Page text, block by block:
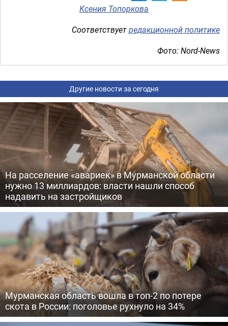
Ксения Топоркова
Соответствуетредакционной политике
Фото: Nord-News
Другие новости за сегодня
На расселение «авариек» в Мурманской области
нужно 13 миллиардов: власти нашли способ
надавить на застройщиков
Мурманская область вошла в топ-2 по потере
скота в России: поголовье рухнуло на 34%